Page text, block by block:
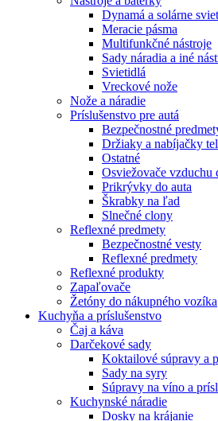
Dynamá a solárne
Meracie pásma
Multifunkčné nástroje
Sady náradia a iné
Svietidlá
Vreckové nože
Nože a náradie
Príslušenstvo pre autá
Bezpečnostné
Držiaky a nabíjačky
Ostatné
Osviežovače vzduchu
Prikrývky do auta
Škrabky na ľad
Slnečné clony
Reflexné predmety
Bezpečnostné vesty
Reflexné predmety
Reflexné produkty
Zapaľovače
Žetóny do nákupného vozíka
Kuchyňa a príslušenstvo
Čaj a káva
Darčekové sady
Koktailové súpravy a
Sady na syry
Súpravy na víno a
Kuchynské náradie
Dosky na krájanie